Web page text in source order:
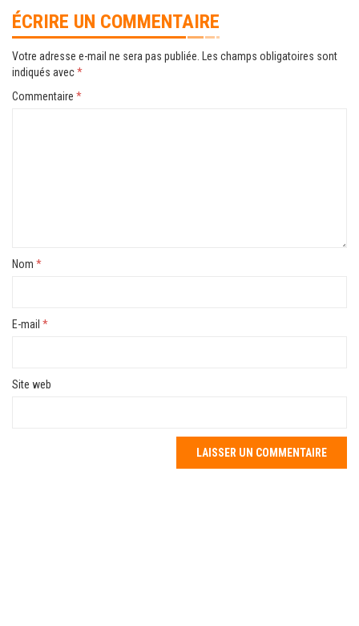
ÉCRIRE UN COMMENTAIRE
Votre adresse e-mail ne sera pas publiée. Les champs obligatoires sont
indiqués avec*
Commentaire *
Nom *
E-mail *
Site web